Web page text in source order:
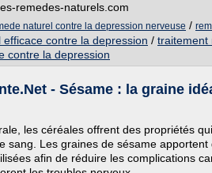
remedes-naturels.com
naturel contre la depression nerveuse /
contre la depression / traitement
contre la depression
- Sésame : la graine
les céréales offrent des propriétés
sang. Les graines de sésame
afin de réduire les complications